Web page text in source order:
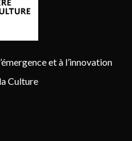
et à l’innovation
Culture